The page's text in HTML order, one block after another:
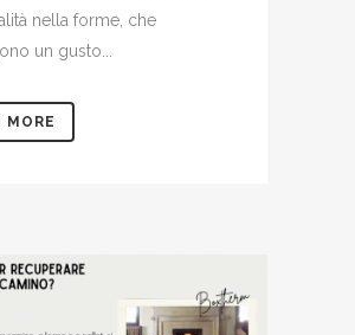
nella forme, che
un gusto...
MORE